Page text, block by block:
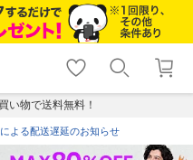
shopping_cart lock_outline
ログイン
い物で送料無料！
よる配送遅延のお知らせ